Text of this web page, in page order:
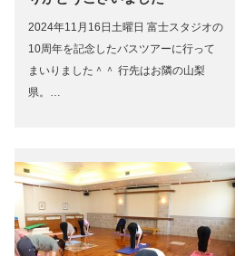
2024年11月16日土曜日 富士スタジオの
10周年を記念したバスツアーに行って
まいりました＾＾ 行先はお隣の山梨
県。…